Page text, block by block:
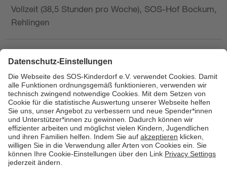
Vollzeit (38,5 Stunden pro Woche), SOS-Hof Bockum,
Rehlingen
Hauswirtschafterin / Köchin (m/w/d) als
Ausbilderin (m/w/d) im Bereich
Nahrungszubereitung
in Vollzeit (38,5 Std./Wo.), SOS-Kinderdorf
Saarbrücken, Saarbrücken
Hauswirtschaftskraft (m/w/d)